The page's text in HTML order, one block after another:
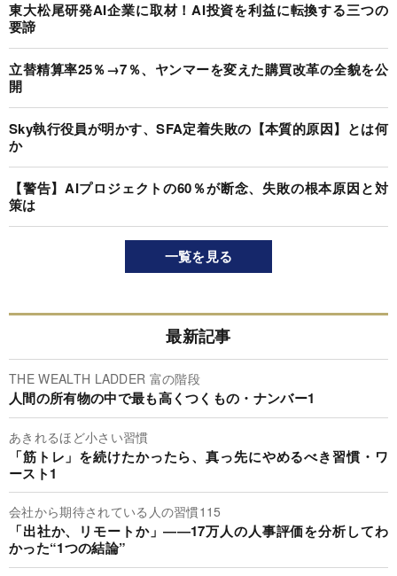
東大松尾研発AI企業に取材！AI投資を利益に転換する三つの
要諦
立替精算率25％→7％、ヤンマーを変えた購買改革の全貌を公
開
Sky執行役員が明かす、SFA定着失敗の【本質的原因】とは何
か
【警告】AIプロジェクトの60％が断念、失敗の根本原因と対
策は
一覧を見る
最新記事
THE WEALTH LADDER 富の階段
人間の所有物の中で最も高くつくもの・ナンバー1
あきれるほど小さい習慣
「筋トレ」を続けたかったら、真っ先にやめるべき習慣・ワ
ースト1
会社から期待されている人の習慣115
「出社か、リモートか」――17万人の人事評価を分析してわ
かった“1つの結論”